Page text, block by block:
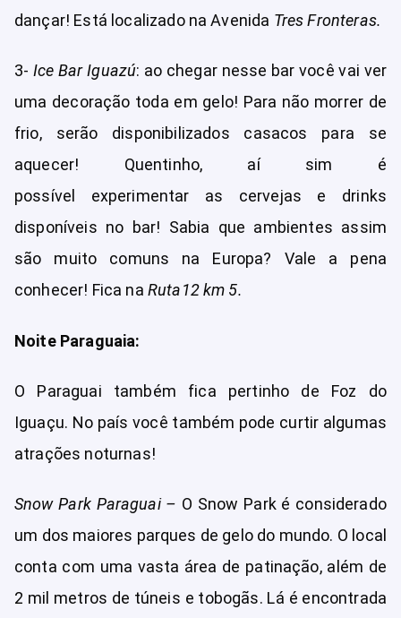
dançar! Está localizado na Avenida Tres Fronteras.
3- Ice Bar Iguazú: ao chegar nesse bar você vai ver
uma decoração toda em gelo! Para não morrer de
frio, serão disponibilizados casacos para se
aquecer! Quentinho, aí sim é
possível experimentar as cervejas e drinks
disponíveis no bar! Sabia que ambientes assim
são muito comuns na Europa? Vale a pena
conhecer! Fica na Ruta12 km 5.
Noite Paraguaia:
O Paraguai também fica pertinho de Foz do
Iguaçu. No país você também pode curtir algumas
atrações noturnas!
Snow Park Paraguai – O Snow Park é considerado
um dos maiores parques de gelo do mundo. O local
conta com uma vasta área de patinação, além de
2 mil metros de túneis e tobogãs. Lá é encontrada